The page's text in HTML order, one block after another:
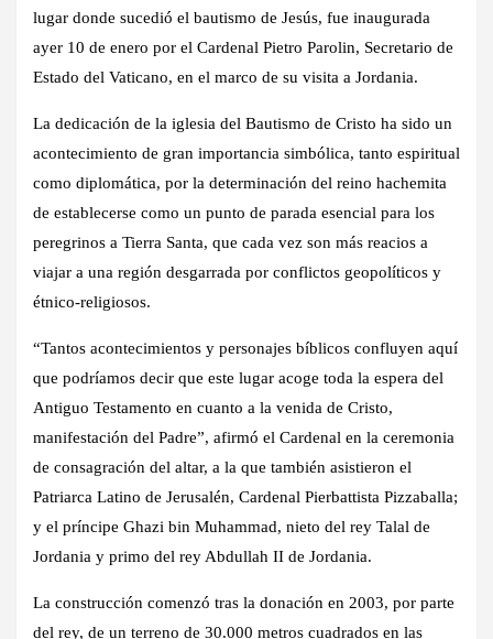
lugar donde sucedió el bautismo de Jesús, fue inaugurada
ayer 10 de enero por el Cardenal Pietro Parolin, Secretario de
Estado del Vaticano, en el marco de su visita a Jordania.
La dedicación de la iglesia del Bautismo de Cristo ha sido un
acontecimiento de gran importancia simbólica, tanto espiritual
como diplomática, por la determinación del reino hachemita
de establecerse como un punto de parada esencial para los
peregrinos a Tierra Santa, que cada vez son más reacios a
viajar a una región desgarrada por conflictos geopolíticos y
étnico-religiosos.
“Tantos acontecimientos y personajes bíblicos confluyen aquí
que podríamos decir que este lugar acoge toda la espera del
Antiguo Testamento en cuanto a la venida de Cristo,
manifestación del Padre”, afirmó el Cardenal en la ceremonia
de consagración del altar, a la que también asistieron el
Patriarca Latino de Jerusalén, Cardenal Pierbattista Pizzaballa;
y el príncipe Ghazi bin Muhammad, nieto del rey Talal de
Jordania y primo del rey Abdullah II de Jordania.
La construcción comenzó tras la donación en 2003, por parte
del rey, de un terreno de 30.000 metros cuadrados en las